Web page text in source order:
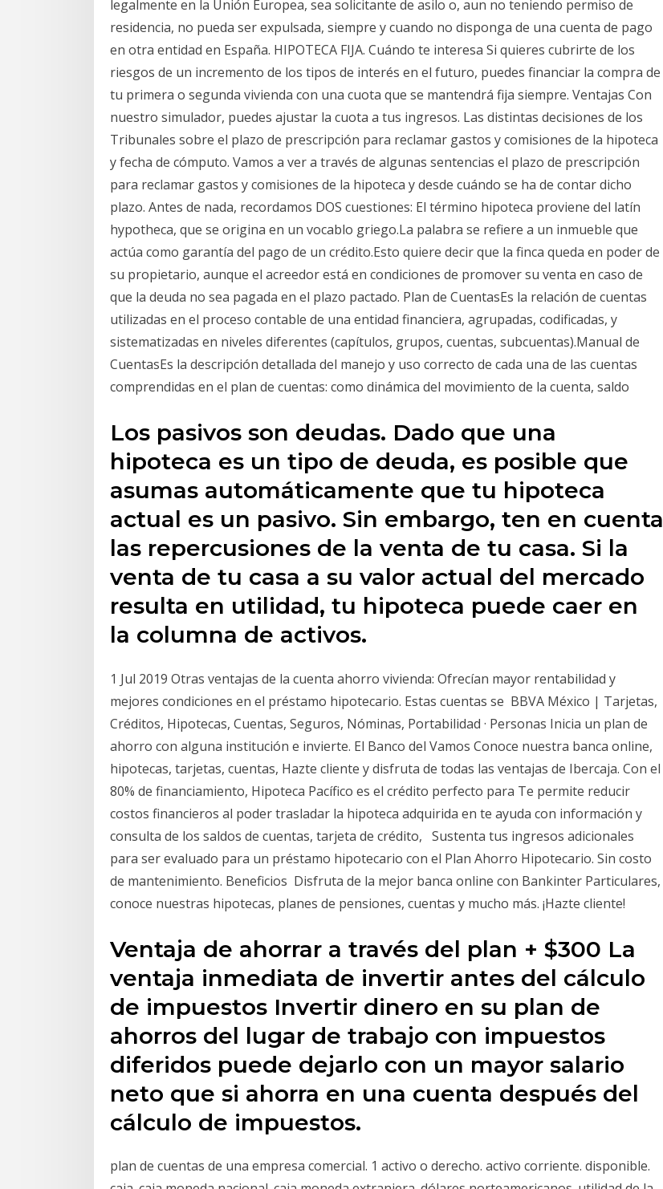
legalmente en la Unión Europea, sea solicitante de asilo o, aun no teniendo permiso de
residencia, no pueda ser expulsada, siempre y cuando no disponga de una cuenta de pago
en otra entidad en España. HIPOTECA FIJA. Cuándo te interesa Si quieres cubrirte de los
riesgos de un incremento de los tipos de interés en el futuro, puedes financiar la compra de
tu primera o segunda vivienda con una cuota que se mantendrá fija siempre. Ventajas Con
nuestro simulador, puedes ajustar la cuota a tus ingresos. Las distintas decisiones de los
Tribunales sobre el plazo de prescripción para reclamar gastos y comisiones de la hipoteca
y fecha de cómputo. Vamos a ver a través de algunas sentencias el plazo de prescripción
para reclamar gastos y comisiones de la hipoteca y desde cuándo se ha de contar dicho
plazo. Antes de nada, recordamos DOS cuestiones: El término hipoteca proviene del latín
hypotheca, que se origina en un vocablo griego.La palabra se refiere a un inmueble que
actúa como garantía del pago de un crédito.Esto quiere decir que la finca queda en poder de
su propietario, aunque el acreedor está en condiciones de promover su venta en caso de
que la deuda no sea pagada en el plazo pactado. Plan de CuentasEs la relación de cuentas
utilizadas en el proceso contable de una entidad financiera, agrupadas, codificadas, y
sistematizadas en niveles diferentes (capítulos, grupos, cuentas, subcuentas).Manual de
CuentasEs la descripción detallada del manejo y uso correcto de cada una de las cuentas
comprendidas en el plan de cuentas: como dinámica del movimiento de la cuenta, saldo
Los pasivos son deudas. Dado que una
hipoteca es un tipo de deuda, es posible que
asumas automáticamente que tu hipoteca
actual es un pasivo. Sin embargo, ten en cuenta
las repercusiones de la venta de tu casa. Si la
venta de tu casa a su valor actual del mercado
resulta en utilidad, tu hipoteca puede caer en
la columna de activos.
1 Jul 2019 Otras ventajas de la cuenta ahorro vivienda: Ofrecían mayor rentabilidad y
mejores condiciones en el préstamo hipotecario. Estas cuentas se BBVA México | Tarjetas,
Créditos, Hipotecas, Cuentas, Seguros, Nóminas, Portabilidad · Personas Inicia un plan de
ahorro con alguna institución e invierte. El Banco del Vamos Conoce nuestra banca online,
hipotecas, tarjetas, cuentas, Hazte cliente y disfruta de todas las ventajas de Ibercaja. Con el
80% de financiamiento, Hipoteca Pacífico es el crédito perfecto para Te permite reducir
costos financieros al poder trasladar la hipoteca adquirida en te ayuda con información y
consulta de los saldos de cuentas, tarjeta de crédito, Sustenta tus ingresos adicionales
para ser evaluado para un préstamo hipotecario con el Plan Ahorro Hipotecario. Sin costo
de mantenimiento. Beneficios Disfruta de la mejor banca online con Bankinter Particulares,
conoce nuestras hipotecas, planes de pensiones, cuentas y mucho más. ¡Hazte cliente!
Ventaja de ahorrar a través del plan + $300 La
ventaja inmediata de invertir antes del cálculo
de impuestos Invertir dinero en su plan de
ahorros del lugar de trabajo con impuestos
diferidos puede dejarlo con un mayor salario
neto que si ahorra en una cuenta después del
cálculo de impuestos.
plan de cuentas de una empresa comercial. 1 activo o derecho. activo corriente. disponible.